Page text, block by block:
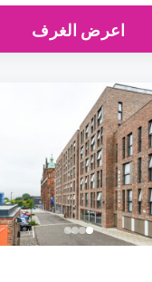
اعرض الغرف